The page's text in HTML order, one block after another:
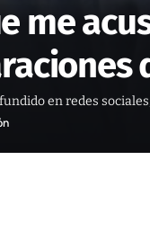
me
en redes